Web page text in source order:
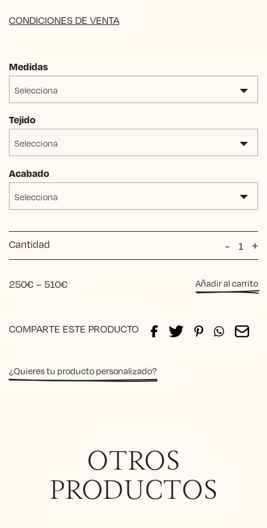
CONDICIONES DE VENTA
Medidas
Selecciona
Tejido
Selecciona
Acabado
Selecciona
Cantidad -
Banco
Velvet
+
250€ – 510€
510€
Añadir al carrito
COMPARTE ESTE PRODUCTO
¿Quieres tu producto personalizado?
OTROS
PRODUCTOS